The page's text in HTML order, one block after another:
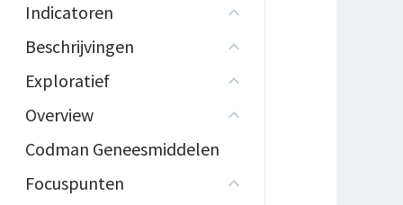
Indicatoren
Beschrijvingen
Exploratief
Overview
Codman Geneesmiddelen
Focuspunten